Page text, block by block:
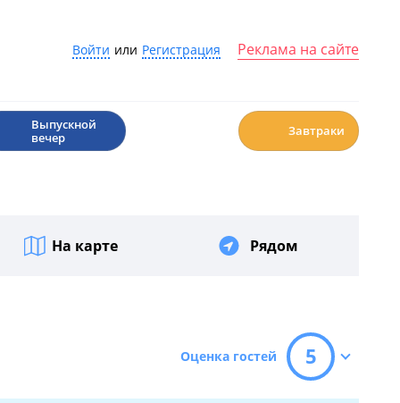
Войти или Регистрация Реклама на сайте
Выпускной
вечер
Завтраки
На карте Рядом
Оценка гостей 5